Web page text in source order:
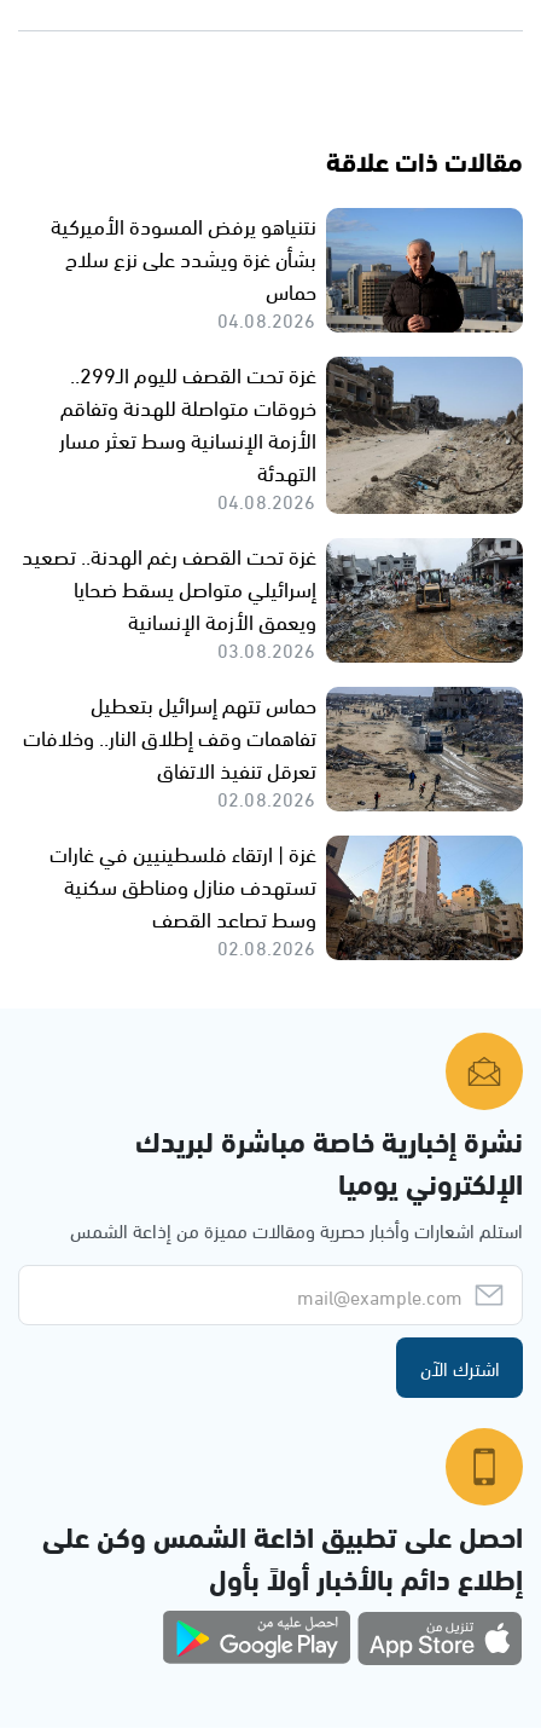
مقالات ذات علاقة
نتنياهو يرفض المسودة الأميركية
بشأن غزة ويشدد على نزع سلاح
حماس
04.08.2026
غزة تحت القصف لليوم الـ299..
خروقات متواصلة للهدنة وتفاقم
الأزمة الإنسانية وسط تعثر مسار
التهدئة
04.08.2026
غزة تحت القصف رغم الهدنة.. تصعيد
إسرائيلي متواصل يسقط ضحايا
ويعمق الأزمة الإنسانية
03.08.2026
حماس تتهم إسرائيل بتعطيل
تفاهمات وقف إطلاق النار.. وخلافات
تعرقل تنفيذ الاتفاق
02.08.2026
غزة | ارتقاء فلسطينيين في غارات
تستهدف منازل ومناطق سكنية
وسط تصاعد القصف
02.08.2026
نشرة إخبارية خاصة مباشرة لبريدك
الإلكتروني يوميا
استلم اشعارات وأخبار حصرية ومقالات مميزة من إذاعة الشمس
اشترك الآن
احصل على تطبيق اذاعة الشمس وكن على
إطلاع دائم بالأخبار أولاً بأول